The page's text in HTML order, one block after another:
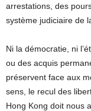
arrestations, des
système judiciaire de
Ni la démocratie, ni
ou des acquis
préservent face aux
sens, le recul des
Hong Kong doit nous